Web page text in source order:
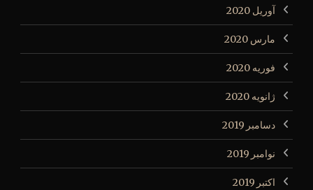
آوریل 2020
مارس 2020
فوریه 2020
ژانویه 2020
دسامبر 2019
نوامبر 2019
اکتبر 2019